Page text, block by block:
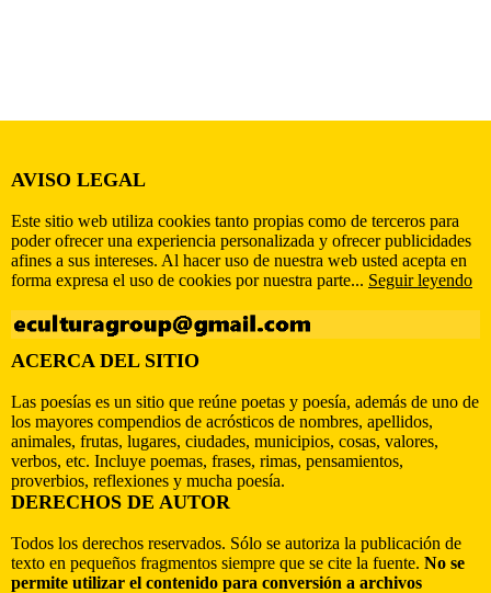
AVISO LEGAL
Este sitio web utiliza cookies tanto propias como de terceros para
poder ofrecer una experiencia personalizada y ofrecer publicidades
afines a sus intereses. Al hacer uso de nuestra web usted acepta en
forma expresa el uso de cookies por nuestra parte... Seguir leyendo
ACERCA DEL SITIO
Las poesías es un sitio que reúne poetas y poesía, además de uno de
los mayores compendios de acrósticos de nombres, apellidos,
animales, frutas, lugares, ciudades, municipios, cosas, valores,
verbos, etc. Incluye poemas, frases, rimas, pensamientos,
proverbios, reflexiones y mucha poesía.
DERECHOS DE AUTOR
Todos los derechos reservados. Sólo se autoriza la publicación de
texto en pequeños fragmentos siempre que se cite la fuente. No se
permite utilizar el contenido para conversión a archivos